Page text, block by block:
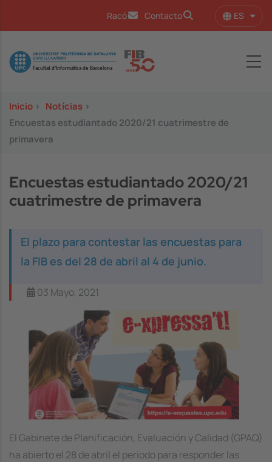
Racó Contacto ES
Image
Inicio > Notícias >
Encuestas estudiantado 2020/21 cuatrimestre de
primavera
Encuestas estudiantado 2020/21
cuatrimestre de primavera
El plazo para contestar las encuestas para
la FIB es del 28 de abril al 4 de junio.
03 Mayo, 2021
El Gabinete de Planificación, Evaluación y Calidad (GPAQ)
ha abierto el 28 de abril el periodo para responder las